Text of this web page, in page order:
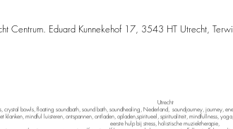
Centrum. Eduard Kunnekehof 17, 3543 HT Utrecht,
Utrecht
bowls, floating soundbath, sound bath, soundhealing, Nederland, soundjourney, journey,
mindful luisteren, ontspannen, ontladen, opladen,spiritueel, spiritualiteit, mindfullness,
eerste hulp bij stress, holistische muziektherapie,